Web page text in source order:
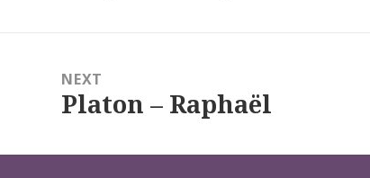
NEXT
Next
Platon – Raphaël